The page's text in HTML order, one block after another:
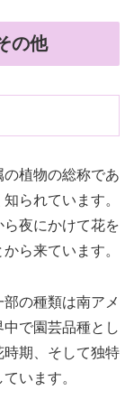
の他
植物の総称であ
られています。
夜にかけて花を
ら来ています。
の種類は南アメ
で園芸品種とし
期、そして独特
います。